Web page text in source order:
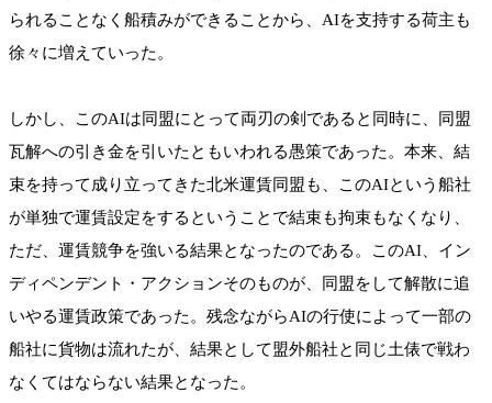
られることなく船積みができることから、AIを支持する荷主も
徐々に増えていった。
しかし、このAIは同盟にとって両刃の剣であると同時に、同盟
瓦解への引き金を引いたともいわれる愚策であった。本来、結
束を持って成り立ってきた北米運賃同盟も、このAIという船社
が単独で運賃設定をするということで結束も拘束もなくなり、
ただ、運賃競争を強いる結果となったのである。このAI、イン
ディペンデント・アクションそのものが、同盟をして解散に追
いやる運賃政策であった。残念ながらAIの行使によって一部の
船社に貨物は流れたが、結果として盟外船社と同じ土俵で戦わ
なくてはならない結果となった。